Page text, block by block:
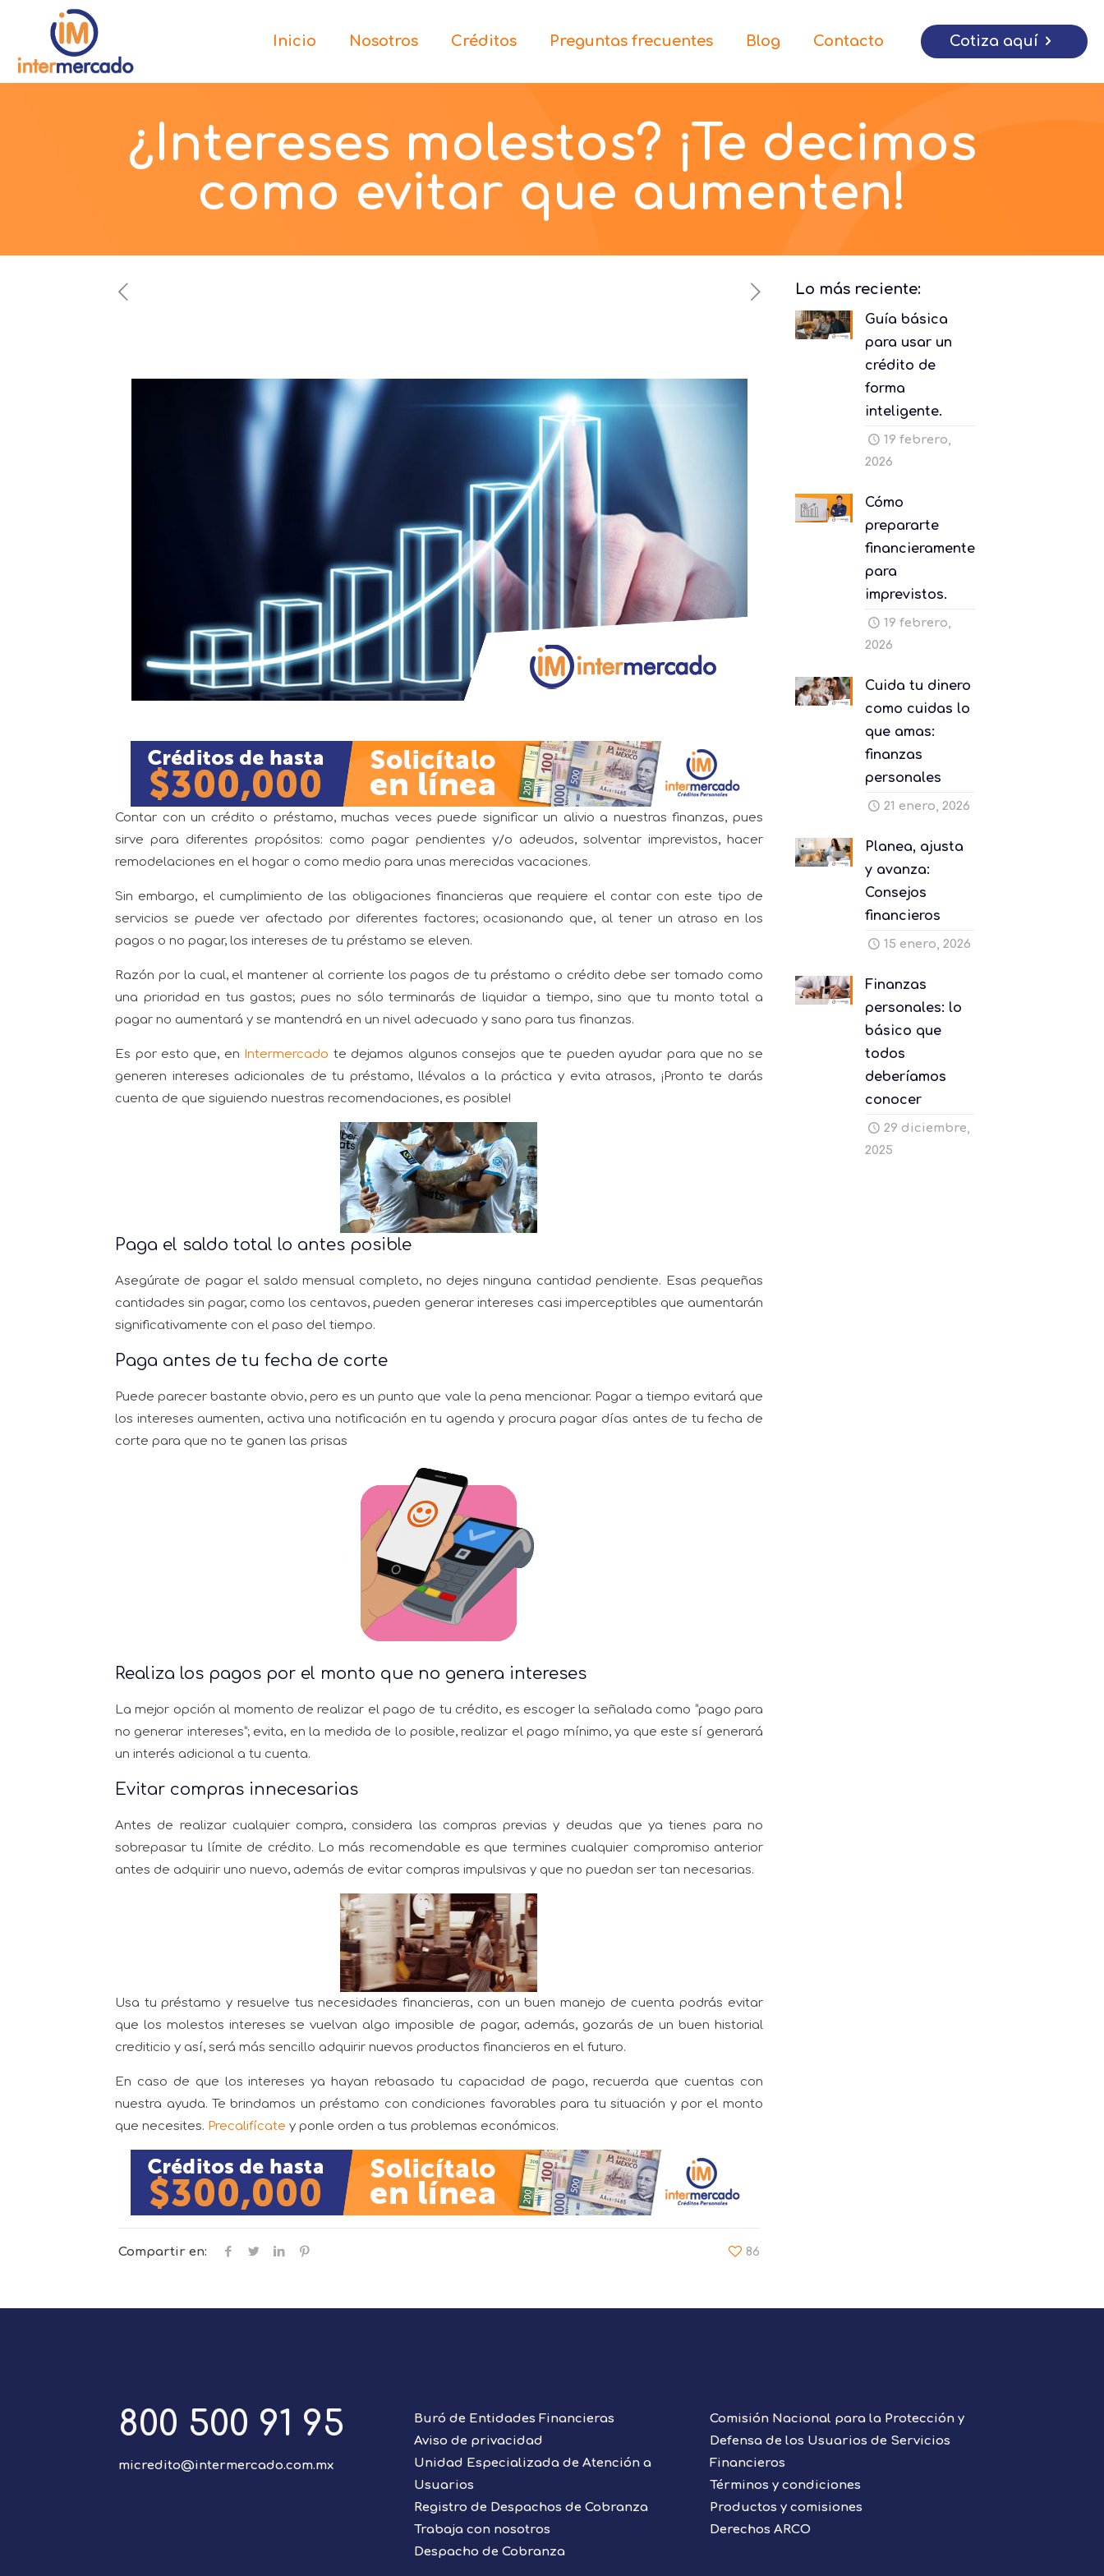
Inicio Nosotros Créditos Preguntas frecuentes Blog Contacto Cotiza aquí
¿Intereses molestos? ¡Te decimos
como evitar que aumenten!
Contar con un crédito o préstamo, muchas veces puede significar un alivio a nuestras finanzas, pues
sirve para diferentes propósitos: como pagar pendientes y/o adeudos, solventar imprevistos, hacer
remodelaciones en el hogar o como medio para unas merecidas vacaciones.
Sin embargo, el cumplimiento de las obligaciones financieras que requiere el contar con este tipo de
servicios se puede ver afectado por diferentes factores; ocasionando que, al tener un atraso en los
pagos o no pagar, los intereses de tu préstamo se eleven.
Razón por la cual, el mantener al corriente los pagos de tu préstamo o crédito debe ser tomado como
una prioridad en tus gastos; pues no sólo terminarás de liquidar a tiempo, sino que tu monto total a
pagar no aumentará y se mantendrá en un nivel adecuado y sano para tus finanzas.
Es por esto que, en Intermercado te dejamos algunos consejos que te pueden ayudar para que no se
generen intereses adicionales de tu préstamo, llévalos a la práctica y evita atrasos, ¡Pronto te darás
cuenta de que siguiendo nuestras recomendaciones, es posible!
Paga el saldo total lo antes posible
Asegúrate de pagar el saldo mensual completo, no dejes ninguna cantidad pendiente. Esas pequeñas
cantidades sin pagar, como los centavos, pueden generar intereses casi imperceptibles que aumentarán
significativamente con el paso del tiempo.
Paga antes de tu fecha de corte
Puede parecer bastante obvio, pero es un punto que vale la pena mencionar. Pagar a tiempo evitará que
los intereses aumenten, activa una notificación en tu agenda y procura pagar días antes de tu fecha de
corte para que no te ganen las prisas
Realiza los pagos por el monto que no genera intereses
La mejor opción al momento de realizar el pago de tu crédito, es escoger la señalada como “pago para
no generar intereses”; evita, en la medida de lo posible, realizar el pago mínimo, ya que este sí generará
un interés adicional a tu cuenta.
Evitar compras innecesarias
Antes de realizar cualquier compra, considera las compras previas y deudas que ya tienes para no
sobrepasar tu límite de crédito. Lo más recomendable es que termines cualquier compromiso anterior
antes de adquirir uno nuevo, además de evitar compras impulsivas y que no puedan ser tan necesarias.
Usa tu préstamo y resuelve tus necesidades financieras, con un buen manejo de cuenta podrás evitar
que los molestos intereses se vuelvan algo imposible de pagar, además, gozarás de un buen historial
crediticio y así, será más sencillo adquirir nuevos productos financieros en el futuro.
En caso de que los intereses ya hayan rebasado tu capacidad de pago, recuerda que cuentas con
nuestra ayuda. Te brindamos un préstamo con condiciones favorables para tu situación y por el monto
que necesites. Precalifícate y ponle orden a tus problemas económicos.
Compartir en: 86
Lo más reciente:
Guía básica
para usar un
crédito de
forma
inteligente.
19 febrero,
2026
Cómo
prepararte
financieramente
para
imprevistos.
19 febrero,
2026
Cuida tu dinero
como cuidas lo
que amas:
finanzas
personales
21 enero, 2026
Planea, ajusta
y avanza:
Consejos
financieros
15 enero, 2026
Finanzas
personales: lo
básico que
todos
deberíamos
conocer
29 diciembre,
2025
800 500 91 95
micredito@intermercado.com.mx
Buró de Entidades Financieras
Aviso de privacidad
Unidad Especializada de Atención a
Usuarios
Registro de Despachos de Cobranza
Trabaja con nosotros
Despacho de Cobranza
Comisión Nacional para la Protección y
Defensa de los Usuarios de Servicios
Financieros
Términos y condiciones
Productos y comisiones
Derechos ARCO